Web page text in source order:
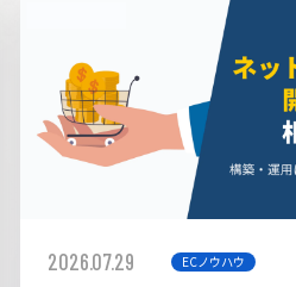
2026.07.29 ECノウハウ